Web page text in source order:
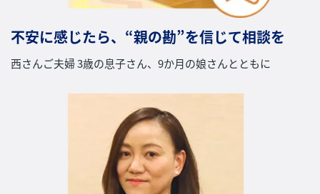
不安に感じたら、“親の勘”を信じて相談を
西さんご夫婦 3歳の息子さん、9か月の娘さんとともに